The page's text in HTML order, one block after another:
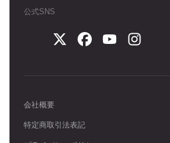
公式SNS
会社概要
特定商取引法表記